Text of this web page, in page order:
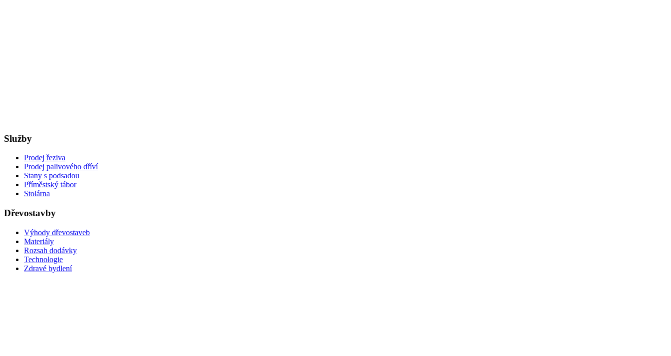
Služby
Prodej řeziva
Prodej palivového dříví
Stany s podsadou
Příměstský tábor
Stolárna
Dřevostavby
Výhody dřevostaveb
Materiály
Rozsah dodávky
Technologie
Zdravé bydlení